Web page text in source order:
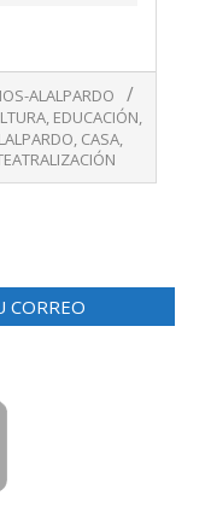
ALALPARDO
, EDUCACIÓN,
, CASA,
CORREO